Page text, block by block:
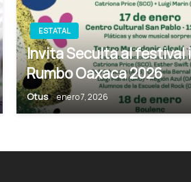
ESTATAL
Invita Seculta al
Rumbo Oaxaca 2026
Otus enero 7, 2026